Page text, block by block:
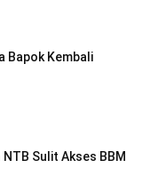
Bapok Kembali
Sulit Akses BBM